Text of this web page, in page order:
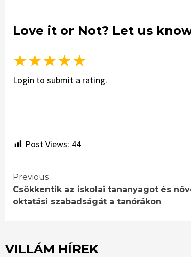
Love it or Not? Let us
★★★★★
Login to submit a rating.
Post Views: 44
Continue
Reading
Previous
Csökkentik az iskolai tananyagot és
oktatási szabadságát a tanórákon
VILLÁM HÍREK